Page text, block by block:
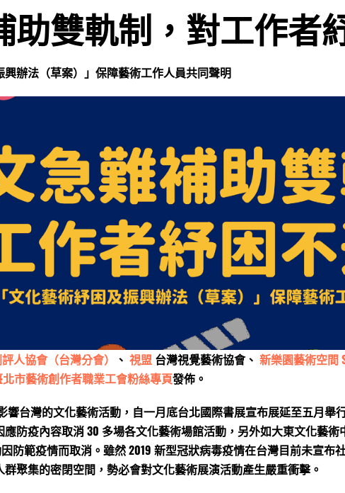
助雙軌制，對工作者
辦法（草案）」保障藝術工作人員共同聲明
評人協會（台灣分會） 、 視盟 台灣視覺藝術協會、 新樂園藝術空間
市藝術創作者職業工會粉絲專頁發佈。
響台灣的文化藝術活動，自一月底台北國際書展宣布展延至五月舉
防疫內容取消 30 多場各文化藝術場館活動，另外如大東文化藝
防範疫情而取消。雖然 2019 新型冠狀病毒疫情在台灣目前未宣布
聚集的密閉空間，勢必會對文化藝術展演活動產生嚴重衝擊。